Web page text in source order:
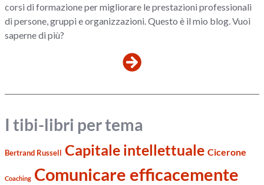
corsi di formazione per migliorare le prestazioni professionali
di persone, gruppi e organizzazioni. Questo è il mio blog. Vuoi
saperne di più?
I tibi-libri per tema
Bertrand Russell Capitale intellettuale Cicerone
Coaching Comunicare efficacemente